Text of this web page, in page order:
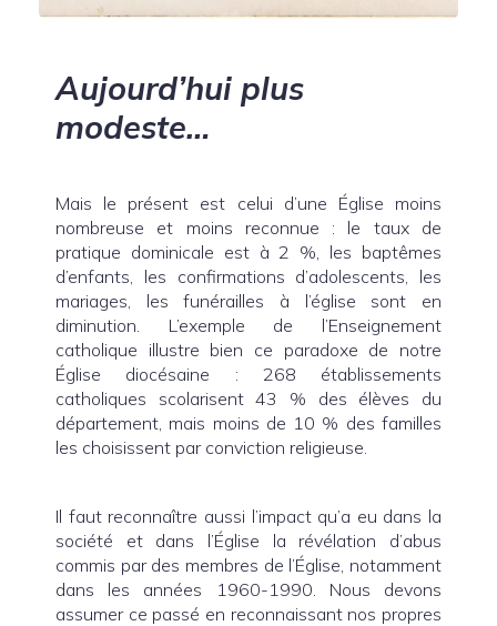
Aujourd’hui plus
modeste…
Mais le présent est celui d’une Église moins
nombreuse et moins reconnue : le taux de
pratique dominicale est à 2 %, les baptêmes
d’enfants, les confirmations d’adolescents, les
mariages, les funérailles à l’église sont en
diminution. L’exemple de l’Enseignement
catholique illustre bien ce paradoxe de notre
Église diocésaine : 268 établissements
catholiques scolarisent 43 % des élèves du
département, mais moins de 10 % des familles
les choisissent par conviction religieuse.
Il faut reconnaître aussi l’impact qu’a eu dans la
société et dans l’Église la révélation d’abus
commis par des membres de l’Église, notamment
dans les années 1960-1990. Nous devons
assumer ce passé en reconnaissant nos propres